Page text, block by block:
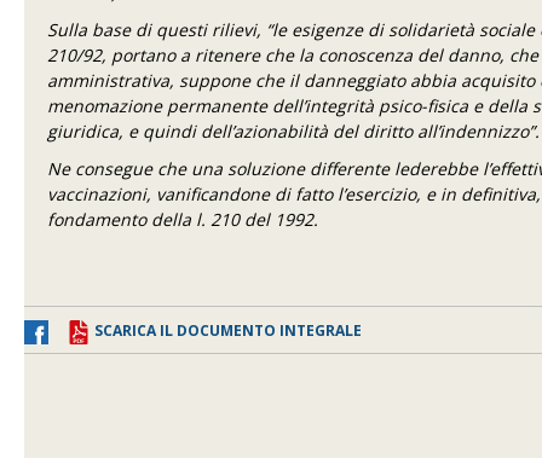
Sulla base di questi rilievi, “le esigenze di solidarietà
210/92, portano a ritenere che la conoscenza del danno,
amministrativa, suppone che il danneggiato abbia
menomazione permanente dell’integrità psico-fisica e
giuridica, e quindi dell’azionabilità del diritto all’indennizzo”.
Ne consegue che una soluzione differente lederebbe
vaccinazioni, vanificandone di fatto l’esercizio, e in
fondamento della l. 210 del 1992.
SCARICA IL DOCUMENTO INTEGRALE